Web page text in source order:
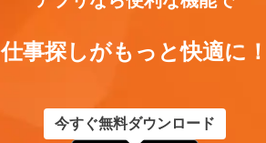
仕事探しがもっと快適に
今すぐ無料ダウンロード